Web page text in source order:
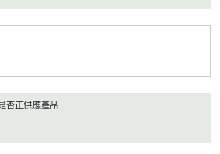
否正供應產品